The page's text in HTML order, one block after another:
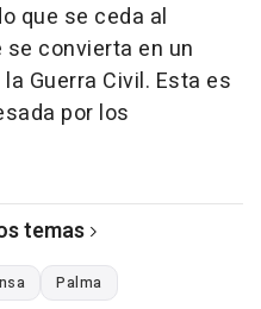
que se ceda al
convierta en un
Guerra Civil. Esta es
por los
temas
Palma